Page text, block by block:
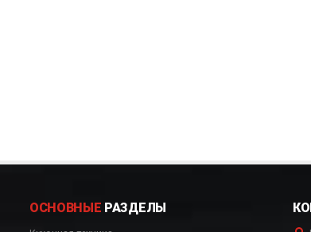
ОСНОВНЫЕ РАЗДЕЛЫ